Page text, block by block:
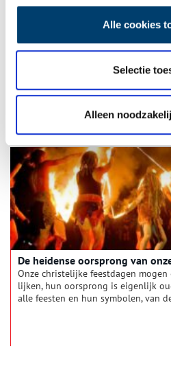
Alle cookies
Selectie
Alleen
De imker en zijn bijen: ‘Moet dat
verbouwd tot huurappartementen,
sinds mensenheugenis rondvliegen,
Ronald de Moor (50) kan er
De heidense oorsprong van
Onze christelijke feestdagen mogen
lijken, hun oorsprong is eigenlijk
alle feesten en hun symbolen, van